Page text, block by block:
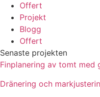
Offert
Projekt
Blogg
Offert
Senaste projekten
Finplanering av tomt med
Dränering och